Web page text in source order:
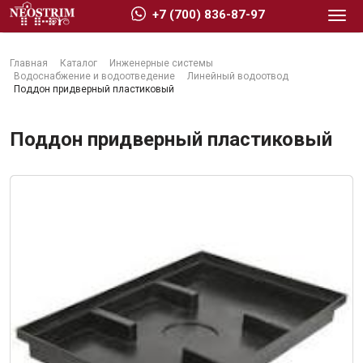
Главная Каталог
Инженерные системы
Водоснабжение и водоотведение
Линейный водоотвод
Поддон придверный пластиковый
Поддон придверный пластиковый
+7 (700) 836-87-97
Стройматериалы
Кровельные материалы